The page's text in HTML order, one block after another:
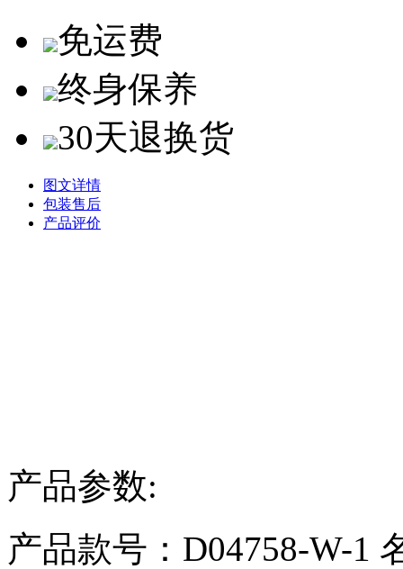
免运费
终身保养
30天退换货
图文详情
包装售后
产品评价
产品参数:
产品款号：D04758-W-1